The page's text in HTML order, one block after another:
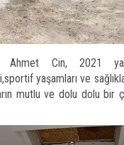
Ahmet Cin, 2021
yaşamları ve
mutlu ve dolu dolu